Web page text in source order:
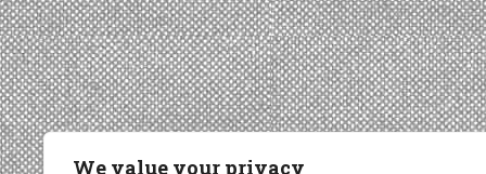
We value your privacy